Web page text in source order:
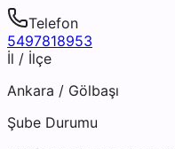
Telefon
5497818953
İl / İlçe
Ankara / Gölbaşı
Şube Durumu